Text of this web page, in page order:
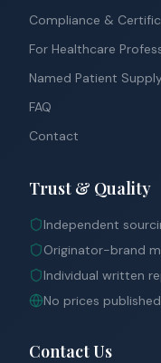
Compliance &
For Healthcare
Named Patient
FAQ
Contact
Trust & Quality
Independent
Originator-brand
Individual written
No prices
Contact Us